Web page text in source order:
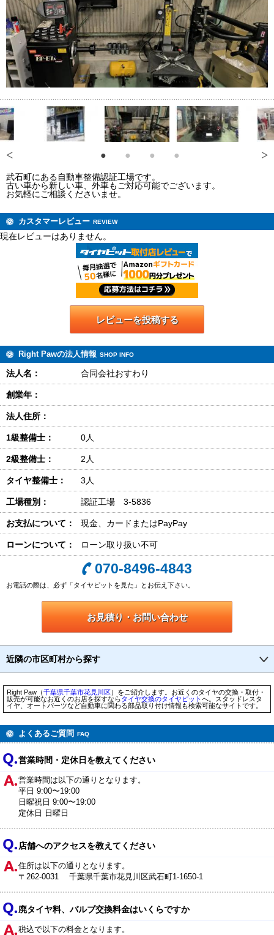
武石町にある自動車整備認証工場です。
古い車から新しい車、外車もご対応可能でございます。
お気軽にご相談くださいませ。
カスタマーレビュー REVIEW
現在レビューはありません。
レビューを投稿する
Right Pawの法人情報 SHOP INFO
法人名： 合同会社おすわり
創業年：
法人住所：
1級整備士： 0人
2級整備士： 2人
タイヤ整備士： 3人
工場種別： 認証工場 3-5836
お支払について： 現金、カードまたはPayPay
ローンについて： ローン取り扱い不可
070-8496-4843
お電話の際は、必ず「タイヤピットを見た」とお伝え下さい。
お見積り・お問い合わせ
近隣の市区町村から探す
Right Paw（千葉県千葉市花見川区 ）をご紹介します。お近くのタイヤの交換・取付・
販売が可能なお近くのお店を探すならタイヤ交換のタイヤピットへ。スタッドレスタ
イヤ、オートパーツなど自動車に関わる部品取り付け情報も検索可能なサイトです。
よくあるご質問 FAQ
営業時間・定休日を教えてください
営業時間は以下の通りとなります。
平日 9:00〜19:00
日曜祝日 9:00〜19:00
定休日 日曜日
店舗へのアクセスを教えてください
住所は以下の通りとなります。
〒262-0031 千葉県千葉市花見川区武石町1-1650-1
廃タイヤ料、バルブ交換料金はいくらですか
税込で以下の料金となります。